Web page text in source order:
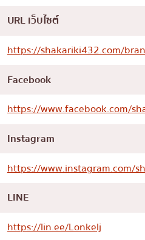
URL เว็บไซต์
https://shakariki432.com/
Facebook
https://www.facebook.com/
Instagram
https://www.instagram.com/
LINE
https://lin.ee/Lonkelj